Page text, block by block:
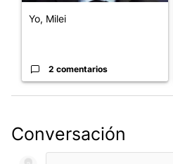
Yo, Milei
2 comentarios
Conversación